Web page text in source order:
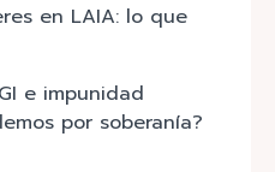
en LAIA: lo que
e impunidad
por soberanía?